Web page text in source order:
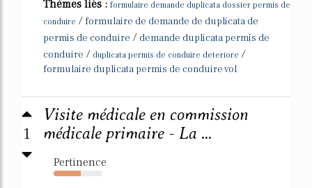
Thèmes liés : formulaire demande duplicata dossier permis de
conduire / formulaire de demande de duplicata de
permis de conduire / demande duplicata permis de
conduire / duplicata permis de conduire deteriore /
formulaire duplicata permis de conduire vol
1
Visite médicale en commission
médicale primaire - La ...
Pertinence
56%